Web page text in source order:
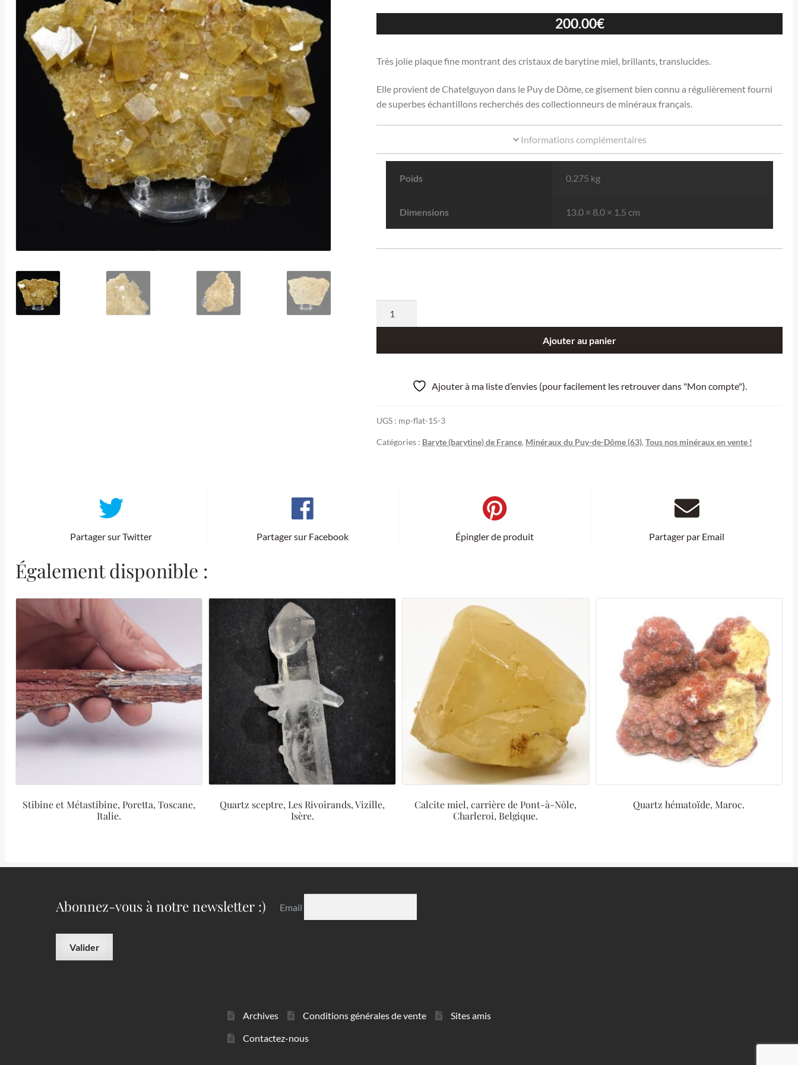
200.00€
Très jolie plaque fine montrant des cristaux de barytine miel, brillants, translucides.
Elle provient de Chatelguyon dans le Puy de Dôme, ce gisement bien connu a régulièrement fourni
de superbes échantillons recherchés des collectionneurs de minéraux français.
Informations complémentaires
Poids 0.275 kg
Dimensions 13.0 × 8.0 × 1.5 cm
Chatelguyon,
Ajouter au panier
Ajouter à ma liste d’envies (pour facilement les retrouver dans "Mon compte").
UGS : mp-flat-15-3
Catégories : Baryte (barytine) de France, Minéraux du Puy-de-Dôme (63), Tous nos minéraux en vente !
Partager sur Twitter Partager sur Facebook Épingler de produit Partager par Email
Également disponible :
Stibine et Métastibine, Poretta, Toscane,
Italie.
Quartz sceptre, Les Rivoirands, Vizille,
Isère.
Calcite miel, carrière de Pont-à-Nôle,
Charleroi, Belgique.
Quartz hématoïde, Maroc.
Abonnez-vous à notre newsletter :) Email
Archives Conditions générales de vente
Sites amis
Contactez-nous